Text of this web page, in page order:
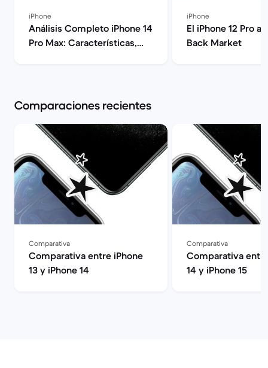
iPhone
Análisis Completo iPhone 14
Pro Max: Características,
iPhone
El iPhone 12 Pro a
Back Market
Comparaciones recientes
Comparativa
Comparativa entre iPhone
13 y iPhone 14
Comparativa
Comparativa
14 y iPhone 15